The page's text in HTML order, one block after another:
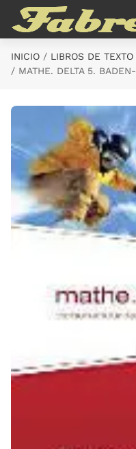
Saltar al contenido
INICIO
LIBROS DE TEXTO
MATHE. DELTA 5.